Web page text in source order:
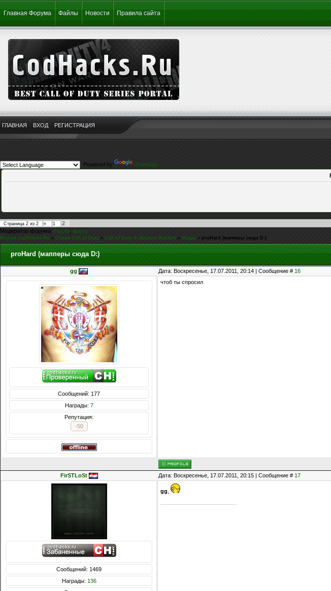
Главная Форума Файлы Новости Правила сайта
ГЛАВНАЯ ВХОД РЕГИСТРАЦИЯ
Powered by
Translate
Страница 2 из 2 « 1
2
Модератор форума: FiLLiN,iEnjoy
Форум CoDHacks.Ru » Серия Call of Duty » Call of Duty 4: Modern Warfare » Моды » proHard (мапперы сюда D:)
proHard (мапперы сюда D:)
gg Дата: Воскресенье, 17.07.2011, 20:14 | Сообщение # 16
Сообщений: 177
Награды: 7
Репутация:
-50
чтоб ты спросил
FirSTLoSt Дата: Воскресенье, 17.07.2011, 20:15 | Сообщение # 17
Сообщений: 1469
Награды: 136
gg